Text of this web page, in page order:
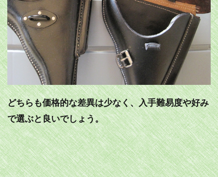
どちらも価格的な差異は少なく、入手難易度や好み
で選ぶと良いでしょう。